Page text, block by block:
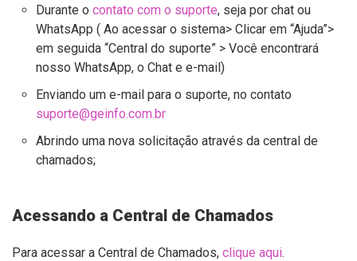
Durante o contato com o suporte, seja por chat ou
WhatsApp ( Ao acessar o sistema> Clicar em “Ajuda”>
em seguida “Central do suporte” > Você encontrará
nosso WhatsApp, o Chat e e-mail)
Enviando um e-mail para o suporte, no contato
suporte@geinfo.com.br
Abrindo uma nova solicitação através da central de
chamados;
Acessando a Central de Chamados
Para acessar a Central de Chamados, clique aqui.